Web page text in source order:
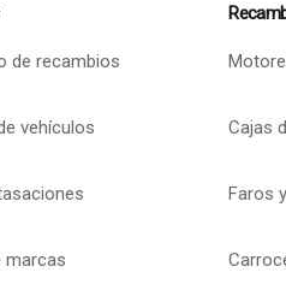
de recambios
vehículos
marcas
Cajas
Faros